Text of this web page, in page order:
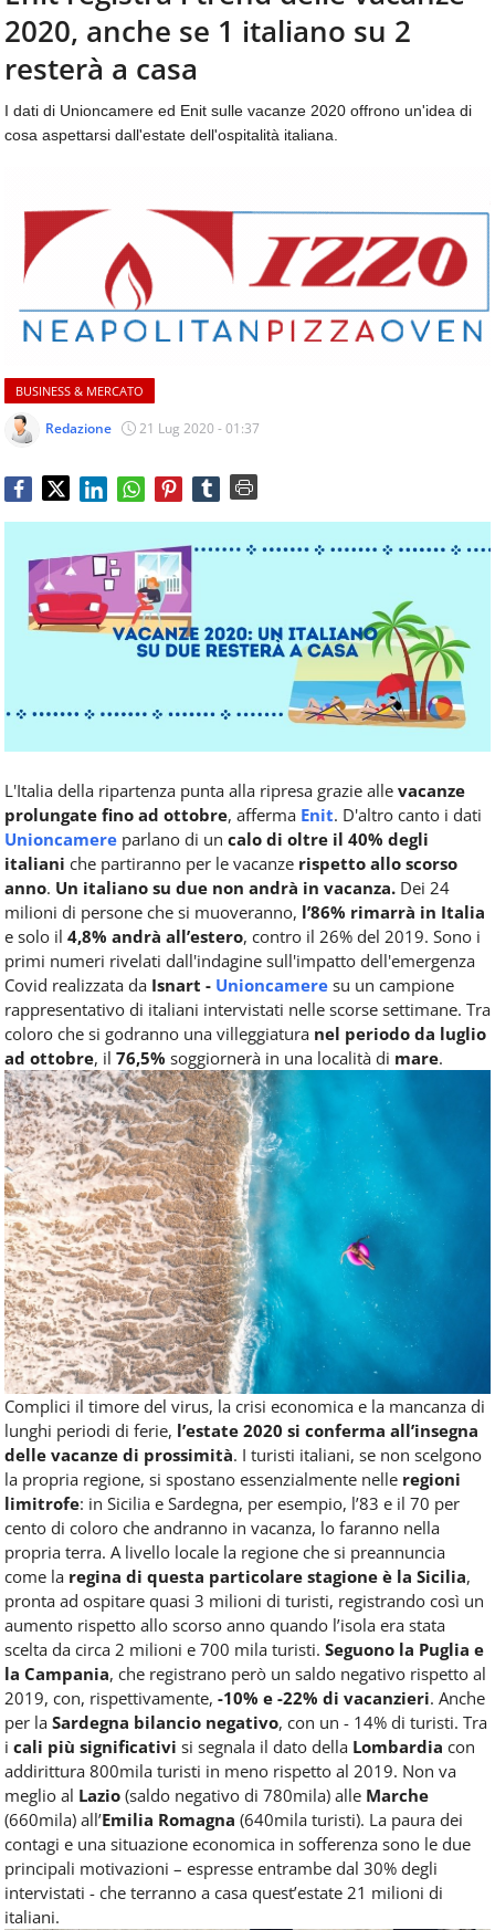
aggiornamenti
quotidiani
temi
come
ospitalità,
ristorazione,
beverage,
catering
e
quotidiani
sul
dell'alimentazione,
dei
consumi
del
Food
Service
tutte
le
novità
del
CONTATTI
2020, anche se 1 italiano su 2
resterà a casa
I dati di Unioncamere ed Enit sulle vacanze 2020 offrono un'idea di
cosa aspettarsi dall'estate dell'ospitalità italiana.
BUSINESS & MERCATO
Redazione 21 Lug 2020 - 01:37
L'Italia della ripartenza punta alla ripresa grazie alle vacanze
prolungate fino ad ottobre, afferma Enit. D'altro canto i dati
Unioncamere parlano di un calo di oltre il 40% degli
italiani che partiranno per le vacanze rispetto allo scorso
anno. Un italiano su due non andrà in vacanza. Dei 24
milioni di persone che si muoveranno, l’86% rimarrà in Italia
e solo il 4,8% andrà all’estero, contro il 26% del 2019. Sono i
primi numeri rivelati dall'indagine sull'impatto dell'emergenza
Covid realizzata da Isnart - Unioncamere su un campione
rappresentativo di italiani intervistati nelle scorse settimane. Tra
coloro che si godranno una villeggiatura nel periodo da luglio
ad ottobre, il 76,5% soggiornerà in una località di mare.
Complici il timore del virus, la crisi economica e la mancanza di
lunghi periodi di ferie, l’estate 2020 si conferma all’insegna
delle vacanze di prossimità. I turisti italiani, se non scelgono
la propria regione, si spostano essenzialmente nelle regioni
limitrofe: in Sicilia e Sardegna, per esempio, l’83 e il 70 per
cento di coloro che andranno in vacanza, lo faranno nella
propria terra. A livello locale la regione che si preannuncia
come la regina di questa particolare stagione è la Sicilia,
pronta ad ospitare quasi 3 milioni di turisti, registrando così un
aumento rispetto allo scorso anno quando l’isola era stata
scelta da circa 2 milioni e 700 mila turisti. Seguono la Puglia e
la Campania, che registrano però un saldo negativo rispetto al
2019, con, rispettivamente, -10% e -22% di vacanzieri. Anche
per la Sardegna bilancio negativo, con un - 14% di turisti. Tra
i cali più significativi si segnala il dato della Lombardia con
addirittura 800mila turisti in meno rispetto al 2019. Non va
meglio al Lazio (saldo negativo di 780mila) alle Marche
(660mila) all’Emilia Romagna (640mila turisti). La paura dei
contagi e una situazione economica in sofferenza sono le due
principali motivazioni – espresse entrambe dal 30% degli
intervistati - che terranno a casa quest’estate 21 milioni di
italiani.